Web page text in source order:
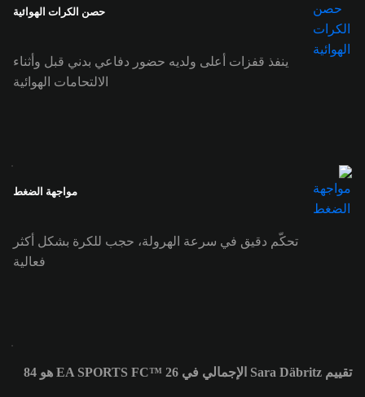
حصن الكرات الهوائية
ينفذ قفزات أعلى ولديه حضور دفاعي بدني قبل وأثناء
الالتحامات الهوائية
مواجهة الضغط
تحكّم دقيق في سرعة الهرولة، حجب للكرة بشكل أكثر
فعالية
تقييم Sara Däbritz الإجمالي في EA SPORTS FC™ 26 هو 84